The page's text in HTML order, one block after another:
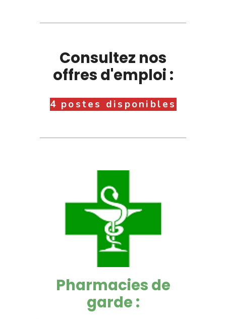
Consultez nos
offres d'emploi :
4 postes disponibles
Pharmacies de
garde :